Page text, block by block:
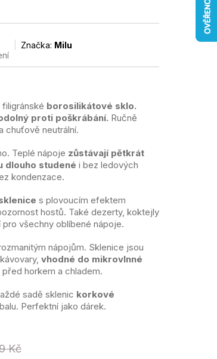
Značka: Milu
filigránské borosilikátové sklo.
proti poškrábání. Ručně
chuťově neutrální.
Teplé nápoje zůstávají pětkrát
dlouho studené i bez ledových
kondenzace.
s plovoucím efektem
hostů. Také dezerty, koktejly
všechny oblíbené nápoje.
nápojům. Sklenice jsou
vhodné do mikrovlnné
před horkem a chladem.
sadě sklenic korkové
Perfektní jako dárek.
Kč